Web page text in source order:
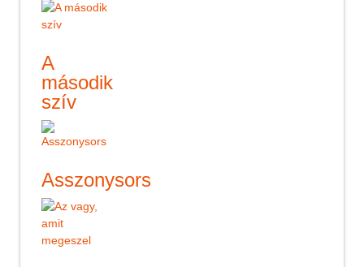
A
második
szív
Asszonysors